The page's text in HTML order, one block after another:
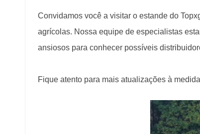
Convidamos você a visitar o estande do
agrícolas. Nossa equipe de especialistas
ansiosos para conhecer possíveis
Fique atento para mais atualizações à